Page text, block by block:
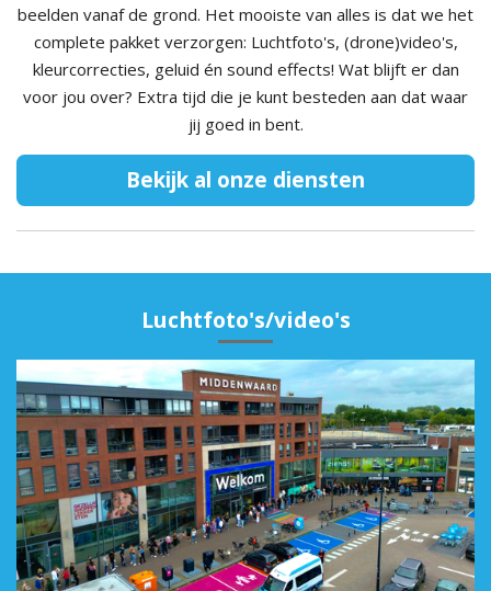
beelden vanaf de grond. Het mooiste van alles is dat we het
complete pakket verzorgen: Luchtfoto's, (drone)video's,
kleurcorrecties, geluid én sound effects! Wat blijft er dan
voor jou over? Extra tijd die je kunt besteden aan dat waar
jij goed in bent.
Bekijk al onze diensten
Luchtfoto's/video's